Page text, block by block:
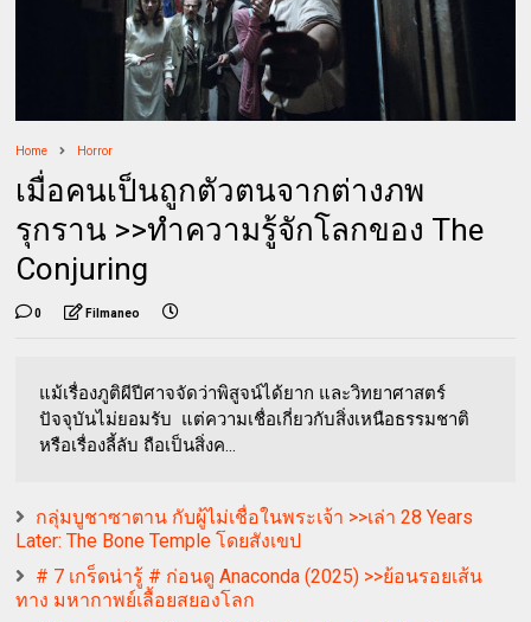
Home Horror
เมื่อคนเป็นถูกตัวตนจากต่างภพ
รุกราน >>ทำความรู้จักโลกของ The
Conjuring
0 Filmaneo
แม้เรื่องภูติผีปีศาจจัดว่าพิสูจน์ได้ยาก และวิทยาศาสตร์
ปัจจุบันไม่ยอมรับ แต่ความเชื่อเกี่ยวกับสิ่งเหนือธรรมชาติ
หรือเรื่องลี้ลับ ถือเป็นสิ่งค...
กลุ่มบูชาซาตาน กับผู้ไม่เชื่อในพระเจ้า >>เล่า 28 Years
Later: The Bone Temple โดยสังเขป
# 7 เกร็ดน่ารู้ # ก่อนดู Anaconda (2025) >>ย้อนรอยเส้น
ทาง มหากาพย์เลื้อยสยองโลก